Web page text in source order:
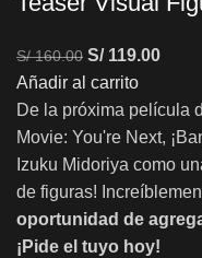
S/160.00 S/119.00
Añadir al carrito
De la próxima película
Movie: You're Next,
Izuku Midoriya como
de figuras!
oportunidad de
¡Pide el tuyo hoy!